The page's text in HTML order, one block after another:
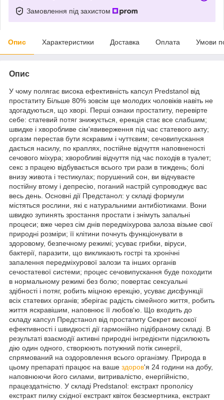
Замовлення під захистом
Опис Характеристики Доставка Оплата Умови
Опис
У чому полягає висока ефективність капсул Predstanol від
простатиту Більше 80% зовсім ще молодих чоловіків навіть не
здогадуються, що хворі. Перші ознаки простатиту, перевірте
себе: статевий потяг знижується, ерекція стає все слабшим;
швидке і хворобливе сім'явиверження під час статевого акту;
оргазм перестав бути яскравим і чуттєвим; сечовипускання
дається насилу, по краплях, постійне відчуття наповненості
сечового міхура; хворобливі відчуття під час походів в туалет;
секс з працею відбувається всього три рази в тиждень; болі
внизу живота і тестикулах; порушений сон, ви відчуваєте
постійну втому і депресію, поганий настрій супроводжує вас
весь день. Основні дії Предстанол: у складі формули
містяться рослини, які є натуральними антибіотиками. Вони
швидко зупинять зростання простати і знімуть запальні
процеси; вже через сім днів передміхурова залоза візьме свої
природні розміри; її клітини почнуть функціонувати в
здоровому, безпечному режимі; усуває грибки, віруси,
бактерії, паразити, що викликають гострі та хронічні
запалення передміхурової залози та інших органів
сечостатевої системи; процес сечовипускання буде походити
в нормальному режимі без болю; повертає сексуальні
здібності і потяг, робить міцною ерекцію, усуває дисфункції
всіх статевих органів; зберігає радість сімейного життя, робить
життя яскравішим, наповнює її любов'ю. Що входить до
складу капсул Предстанол від простатиту Секрет високої
ефективності і швидкості дії гармонійно підібраному складі. В
результаті взаємодії активні природні інгредієнти підсилюють
дію один одного, створюють потужний потік синергії,
спрямований на оздоровлення всього організму. Природа в
цьому препараті працює на ваше здоров'я 24 години на добу,
наповнюючи його силами, витривалістю, енергійністю,
працездатністю. У складі Predstanol: екстракт прополісу
екстракт пилку східної екстракт квіток безсмертника, екстракт